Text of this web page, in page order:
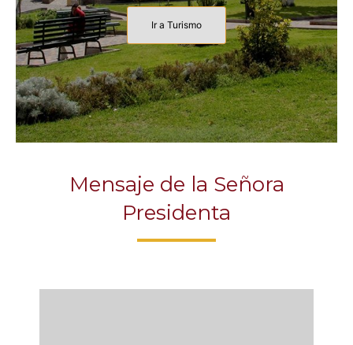
Ir a Turismo
Mensaje de la Señora
Presidenta